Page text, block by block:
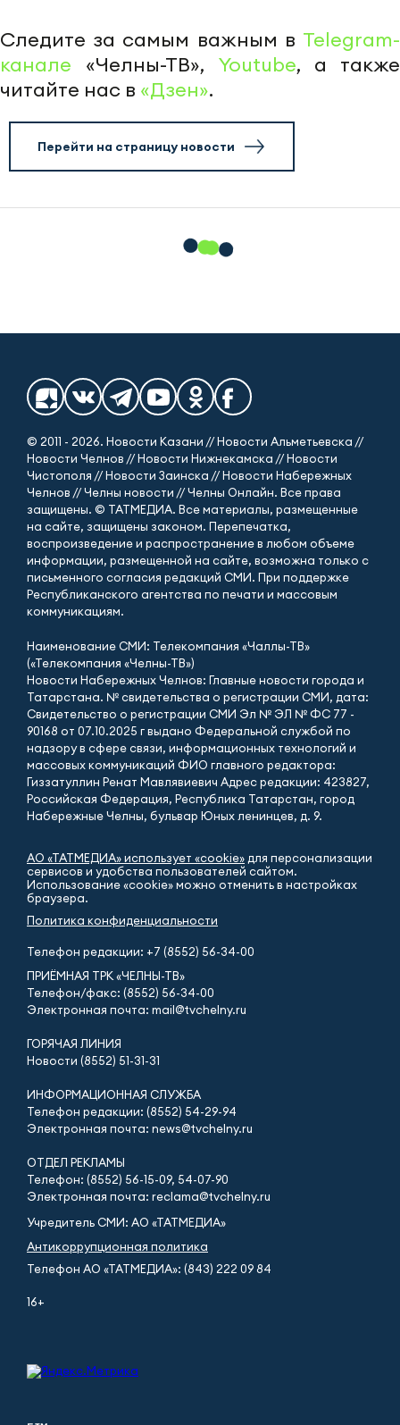
Следите за самым важным в Telegram-
канале «Челны-ТВ», Youtube, а также
читайте нас в «Дзен».
Перейти на страницу новости
© 2011 - 2026. Новости Казани // Новости Альметьевска //
Новости Челнов // Новости Нижнекамска // Новости
Чистополя // Новости Заинска // Новости Набережных
Челнов // Челны новости // Челны Онлайн. Все права
защищены. © ТАТМЕДИА. Все материалы, размещенные
на сайте, защищены законом. Перепечатка,
воспроизведение и распространение в любом объеме
информации, размещенной на сайте, возможна только с
письменного согласия редакций СМИ. При поддержке
Республиканского агентства по печати и массовым
коммуникациям.
Наименование СМИ: Телекомпания «Чаллы-ТВ»
(«Телекомпания «Челны-ТВ»)
Новости Набережных Челнов: Главные новости города и
Татарстана. № свидетельства о регистрации СМИ, дата:
Свидетельство о регистрации СМИ Эл № ЭЛ № ФС 77 -
90168 от 07.10.2025 г выдано Федеральной службой по
надзору в сфере связи, информационных технологий и
массовых коммуникаций ФИО главного редактора:
Гиззатуллин Ренат Мавлявиевич Адрес редакции: 423827,
Российская Федерация, Республика Татарстан, город
Набережные Челны, бульвар Юных ленинцев, д. 9.
АО «ТАТМЕДИА» использует «cookie»для персонализации
сервисов и удобства пользователей сайтом.
Использование «cookie» можно отменить в настройках
браузера.
Политика конфиденциальности
Телефон редакции: +7 (8552) 56-34-00
ПРИЁМНАЯ ТРК «ЧЕЛНЫ-ТВ»
Телефон/факс: (8552) 56-34-00
Электронная почта: mail@tvchelny.ru
ГОРЯЧАЯ ЛИНИЯ
Новости (8552) 51-31-31
ИНФОРМАЦИОННАЯ СЛУЖБА
Телефон редакции: (8552) 54-29-94
Электронная почта: news@tvchelny.ru
ОТДЕЛ РЕКЛАМЫ
Телефон: (8552) 56-15-09, 54-07-90
Электронная почта: reclama@tvchelny.ru
Учредитель СМИ: АО «ТАТМЕДИА»
Антикоррупционная политика
Телефон АО «ТАТМЕДИА»: (843) 222 09 84
16+